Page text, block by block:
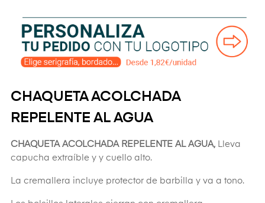
CHAQUETA ACOLCHADA
REPELENTE AL AGUA
CHAQUETA ACOLCHADA REPELENTE AL AGUA, Lleva
capucha extraíble y y cuello alto.
La cremallera incluye protector de barbilla y va a tono.